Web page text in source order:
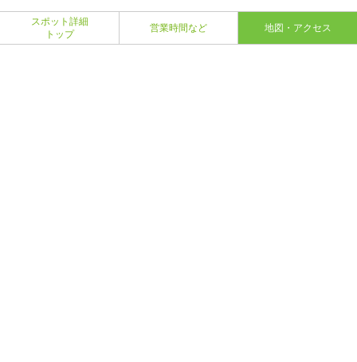
スポット詳細
トップ
営業時間など 地図・アクセス